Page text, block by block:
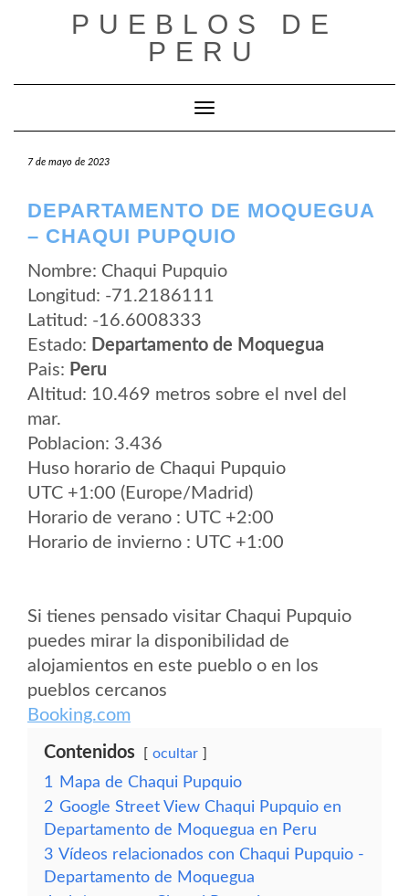
PUEBLOS DE
PERU
Cambiar modo de navegación
7 de mayo de 2023
DEPARTAMENTO DE MOQUEGUA
– CHAQUI PUPQUIO
Nombre: Chaqui Pupquio
Longitud: -71.2186111
Latitud: -16.6008333
Estado: Departamento de Moquegua
Pais: Peru
Altitud: 10.469 metros sobre el nvel del
mar.
Poblacion: 3.436
Huso horario de Chaqui Pupquio
UTC +1:00 (Europe/Madrid)
Horario de verano : UTC +2:00
Horario de invierno : UTC +1:00
Si tienes pensado visitar Chaqui Pupquio
puedes mirar la disponibilidad de
alojamientos en este pueblo o en los
pueblos cercanos
Booking.com
Contenidos ocultar
1
Mapa de Chaqui Pupquio
2 Google Street View Chaqui Pupquio en
Departamento de Moquegua en Peru
3 Vídeos relacionados con Chaqui Pupquio -
Departamento de Moquegua